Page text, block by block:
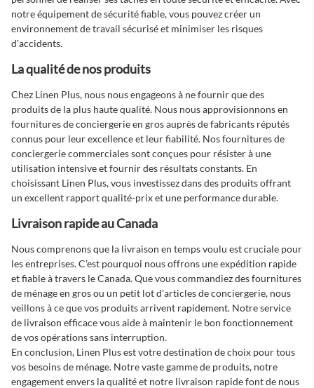
notre équipement de sécurité fiable, vous pouvez créer un
environnement de travail sécurisé et minimiser les risques
d'accidents.
La qualité de nos produits
Chez Linen Plus, nous nous engageons à ne fournir que des
produits de la plus haute qualité. Nous nous approvisionnons en
fournitures de conciergerie en grosauprès de fabricants réputés
connus pour leur excellence et leur fiabilité. Nosfournitures de
conciergerie commercialessont conçues pour résister à une
utilisation intensive et fournir des résultats constants. En
choisissant Linen Plus, vous investissez dans des produits offrant
un excellent rapport qualité-prix et une performance durable.
Livraison rapide au Canada
Nous comprenons que la livraison en temps voulu est cruciale pour
les entreprises. C'est pourquoi nous offrons une expédition rapide
et fiable à travers le Canada. Que vous commandiezdes fournitures
de ménage en grosou un petit lot d'articles de conciergerie, nous
veillons à ce que vos produits arrivent rapidement. Notre service
de livraison efficace vous aide à maintenir le bon fonctionnement
de vos opérations sans interruption.
En conclusion, Linen Plus est votre destination de choix pour tous
vos besoins de ménage. Notre vaste gamme de produits, notre
engagement envers la qualité et notre livraison rapide font de nous